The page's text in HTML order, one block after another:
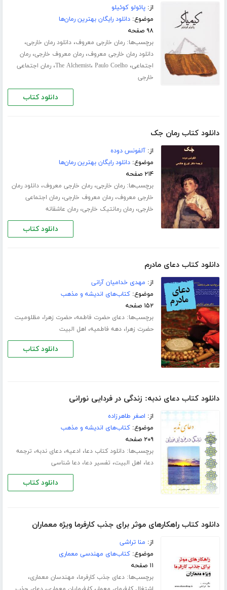
از:پائولو کوئیلو
موضوع:دانلود رایگان بهترین رمان‌ها
۹۸ صفحه
برچسب‌ها:رمان خارجی معروف،دانلود رمان خارجی،
دانلود رمان خارجی معروف،رمان معروف خارجی،رمان
اجتماعی، The Alchemist، Paulo Coelho ،رمان اجتماعی
خارجی
دانلود کتاب
دانلود کتاب رمان جک
از:آلفونس دوده
موضوع:دانلود رایگان بهترین رمان‌ها
۲۱۴ صفحه
برچسب‌ها:رمان خارجی،رمان خارجی معروف،دانلود رمان
خارجی معروف،رمان معروف خارجی،رمان اجتماعی
خارجی،رمان رمانتیک خارجی،رمان عاشقانه
دانلود کتاب
دانلود کتاب دعای مادرم
از: مهدی خدامیان آرانی
موضوع:کتاب‌های اندیشه و مذهب
۱۵۲ صفحه
برچسب‌ها:دعای حضرت فاطمه،حضرت زهرا، مظلومیت
حضرت زهرا،دهه فاطمیه، اهل البیت
دانلود کتاب
دانلود کتاب دعای ندبه: زندگی در فردایی نورانی
از: اصغر طاهرزاده
موضوع:کتاب‌های اندیشه و مذهب
۲۰۹ صفحه
برچسب‌ها:دانلود کتاب دعا، ادعیه،دعای ندبه، ترجمه
دعا، اهل البیت، تفسیر دعا،دعا شناسی
دانلود کتاب
دانلود کتاب راهکارهای موثر برای جذب کارفرما ویژه معماران
از: منا تراشی
موضوع:کتاب‌های مهندسی معماری
۱۱ صفحه
برچسب‌ها:دعای جذب کارفرما، مهندسان معماری،